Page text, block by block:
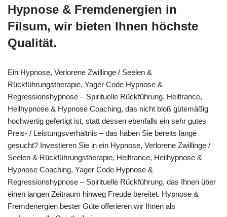
Hypnose & Fremdenergien in
Filsum, wir bieten Ihnen höchste
Qualität.
Ein Hypnose, Verlorene Zwillinge / Seelen &
Rückführungstherapie, Yager Code Hypnose &
Regressionshypnose – Spirituelle Rückführung, Heiltrance,
Heilhypnose & Hypnose Coaching, das nicht bloß gütemäßig
hochwertig gefertigt ist, statt dessen ebenfalls ein sehr gutes
Preis- / Leistungsverhältnis – das haben Sie bereits lange
gesucht? Investieren Sie in ein Hypnose, Verlorene Zwillinge /
Seelen & Rückführungstherapie, Heiltrance, Heilhypnose &
Hypnose Coaching, Yager Code Hypnose &
Regressionshypnose – Spirituelle Rückführung, das Ihnen über
einen langen Zeitraum hinweg Freude bereitet. Hypnose &
Fremdenergien bester Güte offerieren wir Ihnen als